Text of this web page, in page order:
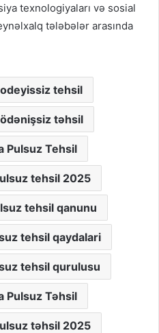
texnologiyaları və sosial
tələbələr arasında
tehsil
təhsil
Pulsuz Tehsil
tehsil 2025
tehsil qanunu
tehsil qaydalari
tehsil qurulusu
Pulsuz Təhsil
təhsil 2025